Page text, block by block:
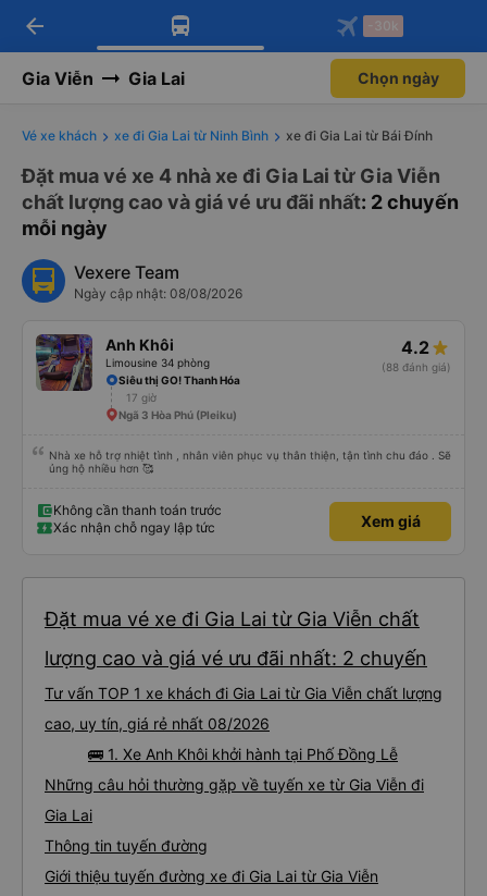
Tải app Vexere ngay!
Nhận ưu đãi thành viên độc
Mở app
Tải app Vexere
-30k/ghế khi đặt vé máy bay qua
Mở app
arrow_back -30k
Gia Viễn Gia Lai Chọn ngày
Vé xe khách xe đi Gia Lai từ Ninh Bình xe đi Gia Lai từ Bái Đính
Đặt mua vé xe 4 nhà xe đi Gia Lai từ Gia Viễn
chất lượng cao và giá vé ưu đãi nhất: 2 chuyến
mỗi ngày
Vexere Team
Ngày cập nhật: 08/08/2026
Anh Khôi
Limousine 34 phòng
4.2
(88 đánh giá)
Siêu thị GO! Thanh Hóa
17 giờ
Ngã 3 Hòa Phú (Pleiku)
Nhà xe hỗ trợ nhiệt tình , nhân viên phục vụ thân thiện, tận tình chu đáo . Sẽ
ủng hộ nhiều hơn 🥰
Không cần thanh toán trước
Xác nhận chỗ ngay lập tức
Xem giá
Đặt mua vé xe đi Gia Lai từ Gia Viễn chất
lượng cao và giá vé ưu đãi nhất: 2 chuyến
Tư vấn TOP 1 xe khách đi Gia Lai từ Gia Viễn chất lượng
cao, uy tín, giá rẻ nhất 08/2026
🚌 1. Xe Anh Khôi khởi hành tại Phố Đồng Lễ
Những câu hỏi thường gặp về tuyến xe từ Gia Viễn đi
Gia Lai
Thông tin tuyến đường
Giới thiệu tuyến đường xe đi Gia Lai từ Gia Viễn